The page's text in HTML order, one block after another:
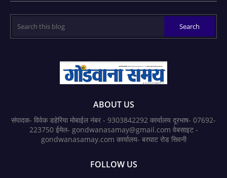
ABOUT US
संपादक- विवेक डहेरिया मोबाईल नंबर - 9303842292 कार्यालय दूरभाष- 07692-
223750 ईमेल- gondwanasamay@gmail.com वेबसाइट -
gondwanasamay.com कार्यालय- बरघाट रोड सिवनी
FOLLOW US